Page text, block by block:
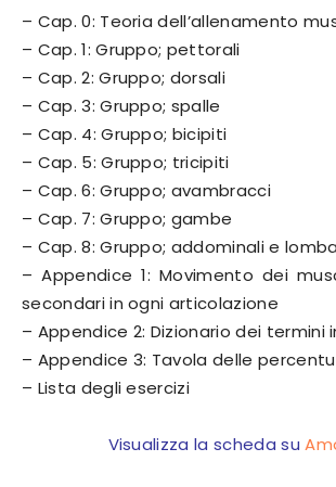
– Cap. 0: Teoria dell’allenamento
– Cap. 1: Gruppo; pettorali
– Cap. 2: Gruppo; dorsali
– Cap. 3: Gruppo; spalle
– Cap. 4: Gruppo; bicipiti
– Cap. 5: Gruppo; tricipiti
– Cap. 6: Gruppo; avambracci
– Cap. 7: Gruppo; gambe
– Cap. 8: Gruppo; addominali e
– Appendice 1: Movimento dei
secondari in ogni articolazione
– Appendice 2: Dizionario dei termini
– Appendice 3: Tavola delle
– Lista degli esercizi
Visualizza la scheda su